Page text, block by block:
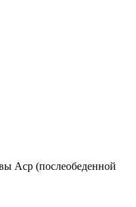
Аср (послеобеденной